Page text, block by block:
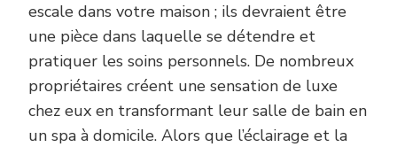
D’UN
escale dans votre maison ; ils devraient être
une pièce dans laquelle se détendre et
pratiquer les soins personnels. De nombreux
propriétaires créent une sensation de luxe
chez eux en transformant leur salle de bain en
un spa à domicile. Alors que l’éclairage et la